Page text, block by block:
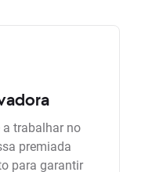
trabalhar no
premiada
para garantir